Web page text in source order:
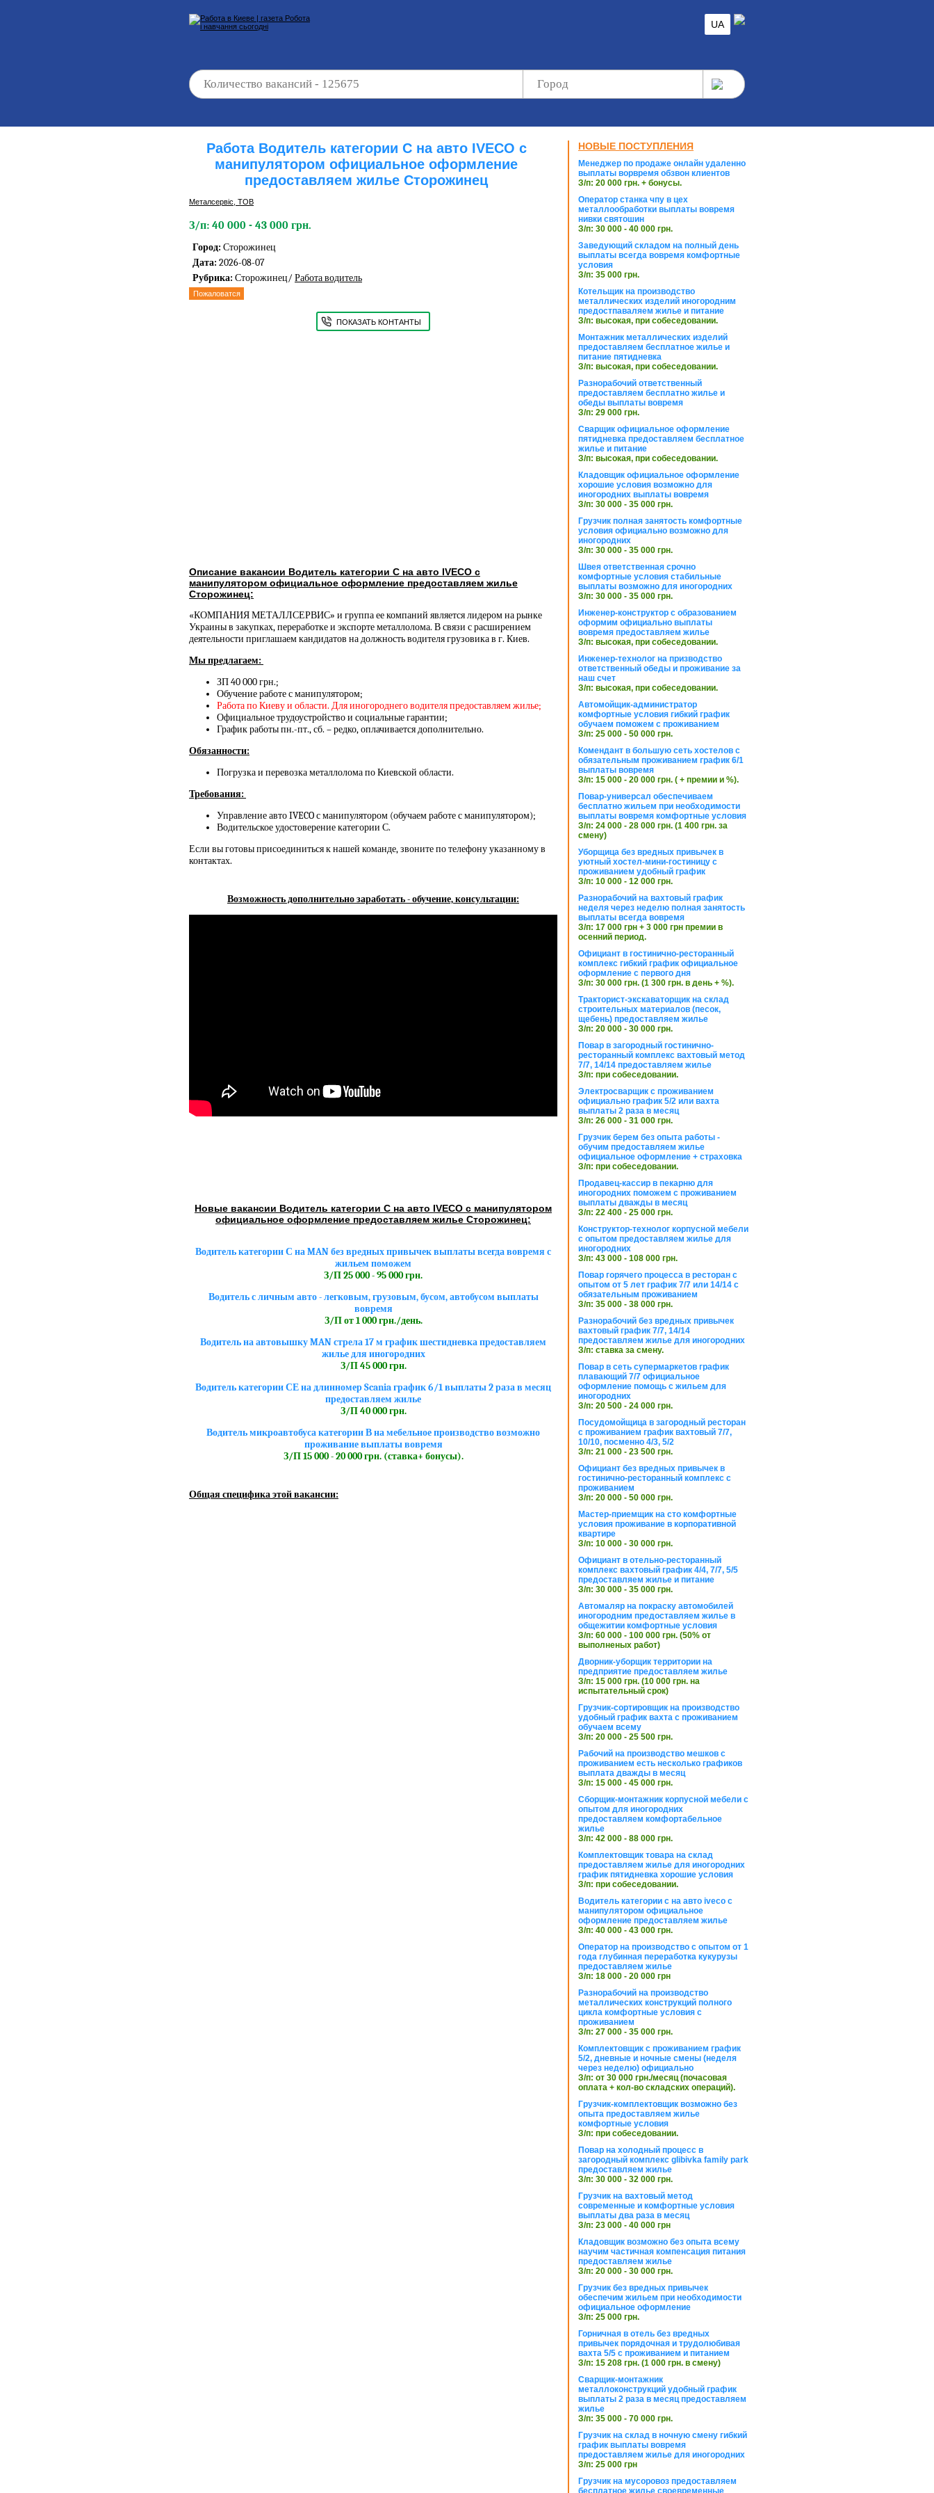
UA
Работа Водитель категории С на авто IVECO с
манипулятором официальное оформление
предоставляем жилье Сторожинец
Металсервіс, ТОВ
З/п: 40 000 - 43 000 грн.
Город: Сторожинец
Дата: 2026-08-07
Рубрика: Сторожинец/ Работа водитель
Пожаловатся
ПОКАЗАТЬ КОНТАНТЫ
Описание вакансии Водитель категории С на авто IVECO с
манипулятором официальное оформление предоставляем жилье
Сторожинец:
«КОМПАНИЯ МЕТАЛЛСЕРВИС» и группа ее компаний является лидером на рынке
Украины в закупках, переработке и экспорте металлолома. В связи с расширением
деятельности приглашаем кандидатов на должность водителя грузовика в г. Киев.
Мы предлагаем:
ЗП 40 000 грн.;
Обучение работе с манипулятором;
Работа по Киеву и области. Для иногороднего водителя предоставляем жилье;
Официальное трудоустройство и социальные гарантии;
График работы пн.-пт., сб. – редко, оплачивается дополнительно.
Обязанности:
Погрузка и перевозка металлолома по Киевской области.
Требования:
Управление авто IVECO с манипулятором (обучаем работе с манипулятором);
Водительское удостоверение категории С.
Если вы готовы присоединиться к нашей команде, звоните по телефону указанному в
контактах.
Возможность дополнительно заработать - обучение, консультации:
Новые вакансии Водитель категории С на авто IVECO с манипулятором
официальное оформление предоставляем жилье Сторожинец:
Водитель категории С на MAN без вредных привычек выплаты всегда вовремя с
жильем поможем
З/П 25 000 - 95 000 грн.
Водитель с личным авто - легковым, грузовым, бусом, автобусом выплаты
вовремя
З/П от 1 000 грн./день.
Водитель на автовышку MAN стрела 17 м график шестидневка предоставляем
жилье для иногородних
З/П 45 000 грн.
Водитель категории СЕ на длинномер Scania график 6/1 выплаты 2 раза в месяц
предоставляем жилье
З/П 40 000 грн.
Водитель микроавтобуса категории В на мебельное производство возможно
проживание выплаты вовремя
З/П 15 000 - 20 000 грн. (ставка+ бонусы).
Общая специфика этой вакансии:
НОВЫЕ ПОСТУПЛЕНИЯ
Менеджер по продаже онлайн удаленно
выплаты ворвремя обзвон клиентов
З/п: 20 000 грн. + бонусы.
Оператор станка чпу в цех
металлообработки выплаты вовремя
нивки святошин
З/п: 30 000 - 40 000 грн.
Заведующий складом на полный день
выплаты всегда вовремя комфортные
условия
З/п: 35 000 грн.
Котельщик на производство
металлических изделий иногородним
предостпаваляем жилье и питание
З/п: высокая, при собеседовании.
Монтажник металлических изделий
предоставляем бесплатное жилье и
питание пятидневка
З/п: высокая, при собеседовании.
Разнорабочий ответственный
предоставляем бесплатно жилье и
обеды выплаты вовремя
З/п: 29 000 грн.
Сварщик официальное оформление
пятидневка предоставляем бесплатное
жилье и питание
З/п: высокая, при собеседовании.
Кладовщик официальное оформление
хорошие условия возможно для
иногородних выплаты вовремя
З/п: 30 000 - 35 000 грн.
Грузчик полная занятость комфортные
условия официально возможно для
иногородних
З/п: 30 000 - 35 000 грн.
Швея ответственная срочно
комфортные условия стабильные
выплаты возможно для иногородних
З/п: 30 000 - 35 000 грн.
Инженер-конструктор с образованием
оформим официально выплаты
вовремя предоставляем жилье
З/п: высокая, при собеседовании.
Инженер-технолог на призводство
ответственный обеды и проживание за
наш счет
З/п: высокая, при собеседовании.
Автомойщик-администратор
комфортные условия гибкий график
обучаем поможем с проживанием
З/п: 25 000 - 50 000 грн.
Комендант в большую сеть хостелов с
обязательным проживанием график 6/1
выплаты вовремя
З/п: 15 000 - 20 000 грн. ( + премии и %).
Повар-универсал обеспечиваем
бесплатно жильем при необходимости
выплаты вовремя комфортные условия
З/п: 24 000 - 28 000 грн. (1 400 грн. за
смену)
Уборщица без вредных привычек в
уютный хостел-мини-гостиницу с
проживанием удобный график
З/п: 10 000 - 12 000 грн.
Разнорабочий на вахтовый график
неделя через неделю полная занятость
выплаты всегда вовремя
З/п: 17 000 грн + 3 000 грн премии в
осенний период.
Официант в гостинично-ресторанный
комплекс гибкий график официальное
оформление с первого дня
З/п: 30 000 грн. (1 300 грн. в день + %).
Тракторист-экскаваторщик на склад
строительных материалов (песок,
щебень) предоставляем жилье
З/п: 20 000 - 30 000 грн.
Повар в загородный гостинично-
ресторанный комплекс вахтовый метод
7/7, 14/14 предоставляем жилье
З/п: при собеседовании.
Электросварщик с проживанием
официально график 5/2 или вахта
выплаты 2 раза в месяц
З/п: 26 000 - 31 000 грн.
Грузчик берем без опыта работы -
обучим предоставляем жилье
официальное оформление + страховка
З/п: при собеседовании.
Продавец-кассир в пекарню для
иногородних поможем с проживанием
выплаты дважды в месяц
З/п: 22 400 - 25 000 грн.
Конструктор-технолог корпусной мебели
с опытом предоставляем жилье для
иногородних
З/п: 43 000 - 108 000 грн.
Повар горячего процесса в ресторан с
опытом от 5 лет график 7/7 или 14/14 с
обязательным проживанием
З/п: 35 000 - 38 000 грн.
Разнорабочий без вредных привычек
вахтовый график 7/7, 14/14
предоставляем жилье для иногородних
З/п: ставка за смену.
Повар в сеть супермаркетов график
плавающий 7/7 официальное
оформление помощь с жильем для
иногородних
З/п: 20 500 - 24 000 грн.
Посудомойщица в загородный ресторан
с проживанием график вахтовый 7/7,
10/10, посменно 4/3, 5/2
З/п: 21 000 - 23 500 грн.
Официант без вредных привычек в
гостинично-ресторанный комплекс с
проживанием
З/п: 20 000 - 50 000 грн.
Мастер-приемщик на сто комфортные
условия проживание в корпоративной
квартире
З/п: 10 000 - 30 000 грн.
Официант в отельно-ресторанный
комплекс вахтовый график 4/4, 7/7, 5/5
предоставляем жилье и питание
З/п: 30 000 - 35 000 грн.
Автомаляр на покраску автомобилей
иногородним предоставляем жилье в
общежитии комфортные условия
З/п: 60 000 - 100 000 грн. (50% от
выполненых работ)
Дворник-уборщик территории на
предприятие предоставляем жилье
З/п: 15 000 грн. (10 000 грн. на
испытательный срок)
Грузчик-сортировщик на производство
удобный график вахта с проживанием
обучаем всему
З/п: 20 000 - 25 500 грн.
Рабочий на производство мешков с
проживанием есть несколько графиков
выплата дважды в месяц
З/п: 15 000 - 45 000 грн.
Сборщик-монтажник корпусной мебели с
опытом для иногородних
предоставляем комфортабельное
жилье
З/п: 42 000 - 88 000 грн.
Комплектовщик товара на склад
предоставляем жилье для иногородних
график пятидневка хорошие условия
З/п: при собеседовании.
Водитель категории с на авто iveco с
манипулятором официальное
оформление предоставляем жилье
З/п: 40 000 - 43 000 грн.
Оператор на производство с опытом от 1
года глубинная переработка кукурузы
предоставляем жилье
З/п: 18 000 - 20 000 грн
Разнорабочий на производство
металлических конструкций полного
цикла комфортные условия с
проживанием
З/п: 27 000 - 35 000 грн.
Комплектовщик с проживанием график
5/2, дневные и ночные смены (неделя
через неделю) официально
З/п: от 30 000 грн./месяц (почасовая
оплата + кол-во складских операций).
Грузчик-комплектовщик возможно без
опыта предоставляем жилье
комфортные условия
З/п: при собеседовании.
Повар на холодный процесс в
загородный комплекс glibivka family park
предоставляем жилье
З/п: 30 000 - 32 000 грн.
Грузчик на вахтовый метод
современные и комфортные условия
выплаты два раза в месяц
З/п: 23 000 - 40 000 грн
Кладовщик возможно без опыта всему
научим частичная компенсация питания
предоставляем жилье
З/п: 20 000 - 30 000 грн.
Грузчик без вредных привычек
обеспечим жильем при необходимости
официальное оформление
З/п: 25 000 грн.
Горничная в отель без вредных
привычек порядочная и трудолюбивая
вахта 5/5 с проживанием и питанием
З/п: 15 208 грн. (1 000 грн. в смену)
Сварщик-монтажник
металлоконструкций удобный график
выплаты 2 раза в месяц предоставляем
жилье
З/п: 35 000 - 70 000 грн.
Грузчик на склад в ночную смену гибкий
график выплаты вовремя
предоставляем жилье для иногородних
З/п: 25 000 грн
Грузчик на мусоровоз предоставляем
бесплатное жилье своевременные